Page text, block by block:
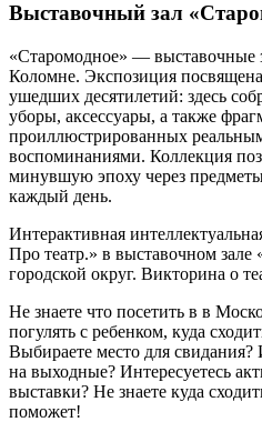
Выставочный зал
«Старомодное» — выставочные
Коломне. Экспозиция
ушедших десятилетий: здесь
уборы, аксессуары, а также
проиллюстрированных
воспоминаниями. Коллекция
минувшую эпоху через
каждый день.
Интерактивная
Про театр.» в выставочном
городской округ. Викторина о
Не знаете что посетить в в
погулять с ребенком, куда
Выбираете место для свидания?
на выходные? Интересуетесь
выставки? Не знаете куда
поможет!